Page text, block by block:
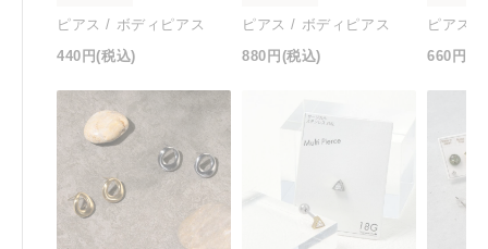
ピアス / ボディピアス
440円(税込)
ピアス / ボディピアス
880円 (税込)
ピアス /
660円